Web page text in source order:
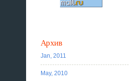
Архив
Jan, 2011
May, 2010